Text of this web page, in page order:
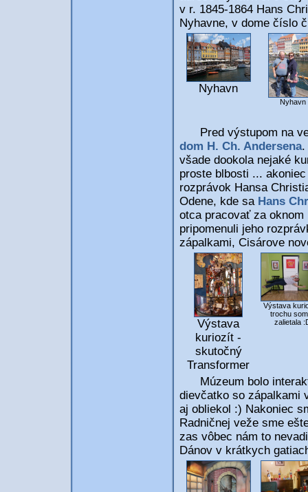
v r. 1845-1864 Hans
Nyhavne, v dome číslo
Nyhavn
Nyhavn
Pred výstupom na
dom H. Ch. Andersena.
všade dookola nejaké
proste blbosti ...
rozprávok Hansa
Odene, kde sa Hans
otca pracovať za
pripomenuli jeho
zápalkami, Cisárove
Výstava
kuriozít -
skutočný
Transformer
Výstava
trochu
zalietala
Múzeum bolo
dievčatko so zápalkami
aj obliekol :) Nakoniec
Radničnej veže sme
zas vôbec nám to
Dánov v krátkych